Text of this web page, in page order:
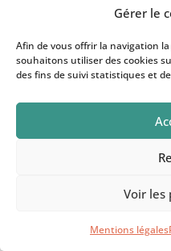
Gérer le
Afin de vous offrir la navigation
souhaitons utiliser des cookies
des fins de suivi statistiques et
Voir les
Mentions légales
contradictions entre les
pour contribuer à une
de l’humanité et de la
donné et un construit
centrisme).L’humanité
nature. La nature n’est
L’humanité et la nature
L’humanité fait partie
accueille l’humanité. La
sujet de droit, elle est